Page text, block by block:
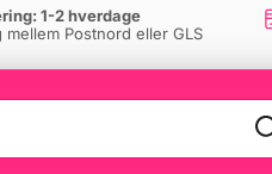
1-2 hverdage
Postnord eller GLS